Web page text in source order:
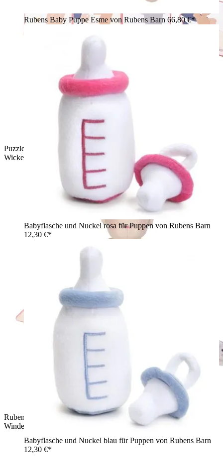
Puzzle-Bildkarten des Windel-Sets von Rubens Barn mit der
Wickel-Reihenfolge
Rubens Barn Baby-Puppe unbekleidet mit dem Zubehör des
Windel-Sets
Rubens Baby Puppe Esme von Rubens Barn 66,80 €*
Babyflasche und Nuckel rosa für Puppen von Rubens Barn
12,30 €*
Babyflasche und Nuckel blau für Puppen von Rubens Barn
12,30 €*